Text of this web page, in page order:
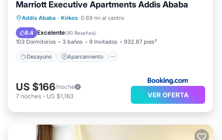
Marriott Executive Apartments Addis Ababa
Addis Ababa · Kirkos 0.69 mi al centro
8.4 Excelente(90 Reseñas)
103 Dormitorios 3 baños 9 Invitados 932.87 pies²
Desayuno Aparcamiento
Desayuno Aparcamiento
Balcón/Terraza
US $166/noche
7 noches - US $1,163 VER OFERTA